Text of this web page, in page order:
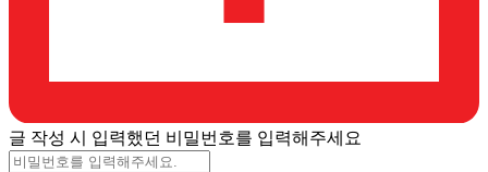
글 작성 시 입력했던 비밀번호를 입력해주세요